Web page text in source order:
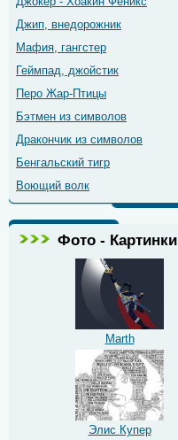
Джип, внедорожник
Мафия, гангстер
Геймпад, джойстик
Перо Жар-Птицы
Бэтмен из символов
Дракончик из символов
Бенгальский тигр
Воющий волк
Фото - Картинки
Marth
Элис Купер